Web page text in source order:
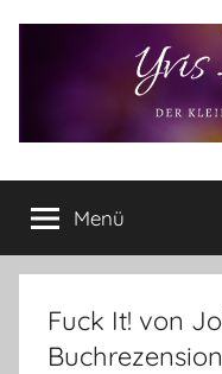
Yvis
Lifestyle
Lifestyle
Blog
–
Lifestyle,
Rezensionen,
Produkttests
Menü
Fuck It! von